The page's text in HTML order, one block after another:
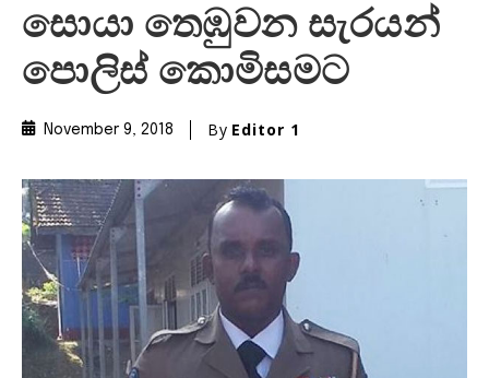
සොයා තෙඹුවන සැරයන්
පොලිස් කොමිසමට
November 9, 2018 By Editor 1